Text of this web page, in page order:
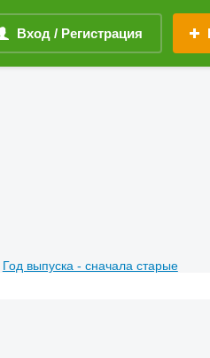
Вход / Регистрация
Год выпуска - сначала старые